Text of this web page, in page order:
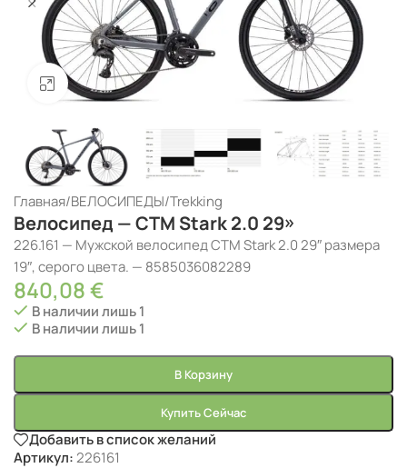
Нажмите, чтобы увеличить
Главная/ВЕЛОСИПЕДЫ/Trekking
Велосипед — CTM Stark 2.0 29»
226.161 — Мужской велосипед CTM Stark 2.0 29″ размера
19″, серого цвета. — 8585036082289
840,08€
В наличии лишь 1
В наличии лишь 1
В Корзину
Купить Сейчас
Добавить в список желаний
Артикул:226161